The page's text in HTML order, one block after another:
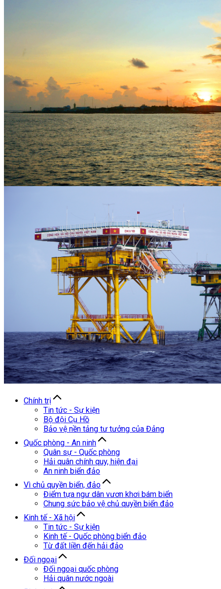
Chính trị
Tin tức - Sự kiện
Bộ đội Cụ Hồ
Bảo vệ nền tảng tư tưởng của Đảng
Quốc phòng - An ninh
Quân sự - Quốc phòng
Hải quân chính quy, hiện đại
An ninh biển đảo
Vì chủ quyền biển, đảo
Điểm tựa ngư dân vươn khơi bám biển
Chung sức bảo vệ chủ quyền biển đảo
Kinh tế - Xã hội
Tin tức - Sự kiện
Kinh tế - Quốc phòng biển đảo
Từ đất liền đến hải đảo
Đối ngoại
Đối ngoại quốc phòng
Hải quân nước ngoài